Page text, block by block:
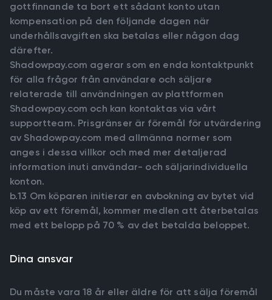
gottfinnande ta bort ett sådant konto utan
kompensation på den följande dagen när
underhållsavgiften ska betalas eller någon dag
därefter.
Shadowpay.com agerar som en enda kontaktpunkt
för alla frågor från användare och säljare
relaterade till användningen av plattformen
Shadowpay.com och kan kontaktas via vårt
supportteam. Prisgränser är föremål för utvärdering
av Shadowpay.com med allmänna normer som
anges i dessa villkor och med mer detaljerad
information inuti användar- och säljarindividuella
konton.
b.13 Om köparen initierar en avbokning av bytet vid
köp av ett föremål, kommer medlen att återbetalas
med ett belopp på 70 % av det betalda beloppet.
Dina ansvar
Du måste vara 18 år eller äldre för att sälja föremål